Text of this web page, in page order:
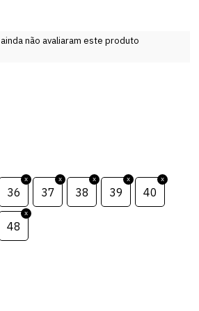
não avaliaram este produto
36 37 38 39 40
48